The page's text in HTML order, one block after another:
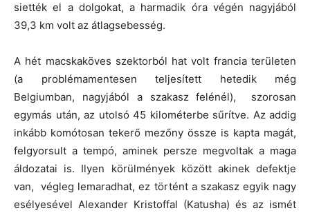
siették el a dolgokat, a harmadik óra végén nagyjából
39,3 km volt az átlagsebesség.
A hét macskaköves szektorból hat volt francia területen
(a problémamentesen teljesített hetedik még
Belgiumban, nagyjából a szakasz felénél), szorosan
egymás után, az utolsó 45 kilométerbe sűrítve. Az addig
inkább komótosan tekerő mezőny össze is kapta magát,
felgyorsult a tempó, aminek persze megvoltak a maga
áldozatai is. Ilyen körülmények között akinek defektje
van, végleg lemaradhat, ez történt a szakasz egyik nagy
esélyesével Alexander Kristoffal (Katusha) és az ismét